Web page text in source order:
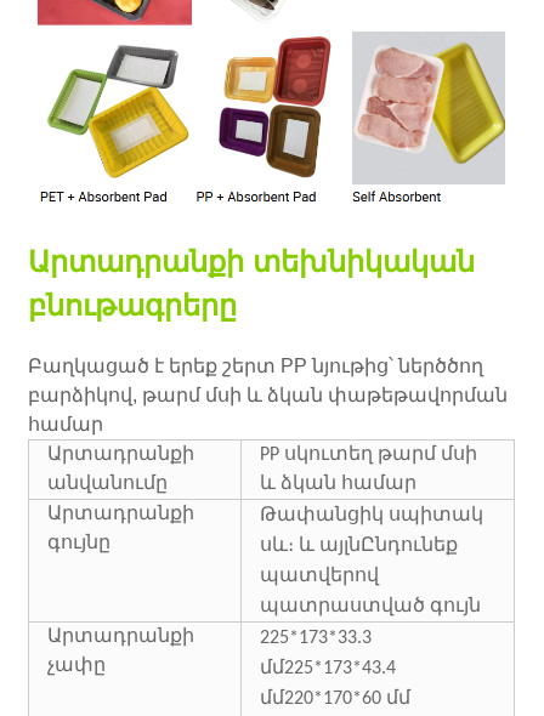
Արտադրանքի տեխնիկական
բնութագրերը
Բաղկացած է երեք շերտ PP նյութից՝ ներծծող
բարձիկով, թարմ մսի և ձկան փաթեթավորման
համար
Արտադրանքի
անվանումը
PP սկուտեղ թարմ մսի
և ձկան համար
Արտադրանքի
գույնը
Թափանցիկ սպիտակ
սև։ և այլնԸնդունեք
պատվերով
պատրաստված գույն
Արտադրանքի
չափը
225*173*33.3
մմ225*173*43.4
մմ220*170*60 մմ